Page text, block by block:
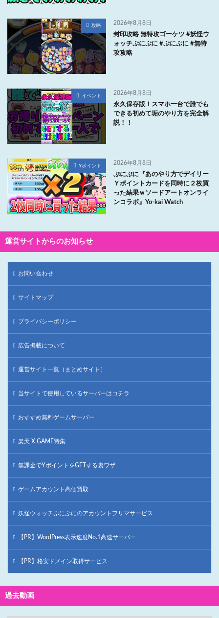
攻略 2026年8月8日
封印攻略 無特攻ゴーケツ #妖怪ウ
ォッチぷにぷに #ぷにぷに #無特
攻攻略
イベント 2026年8月8日
永久保存版！スマホ一台で誰でも
できる初めて垢のやり方を完全解
説！！
Yポイント 2026年8月8日
ぷにぷに『あのやり方でデイリー
Ｙポイントカードを同時に２枚買
った結果ｗソードアートオンライ
ンコラボ』Yo-kai Watch
運営サイトからのお知らせ
お問い合わせ
サイトマップ
プライバシーポリシー
広告掲載について
運営サイト一覧（まとめサイト）
当サイトで使用しているサーバーはコチラ
おすすめ無料ゲームサーバー
楽天 X GAME特集
無課金でYポイントをGETする裏ワザ
ゲームアカウント高価買取
妖怪ウォッチぷにぷにのアカウントフリマサービス
【PR】WordPress表示速度No.1高速サーバー
【PR】格安ドメイン取得サービス
過去動画